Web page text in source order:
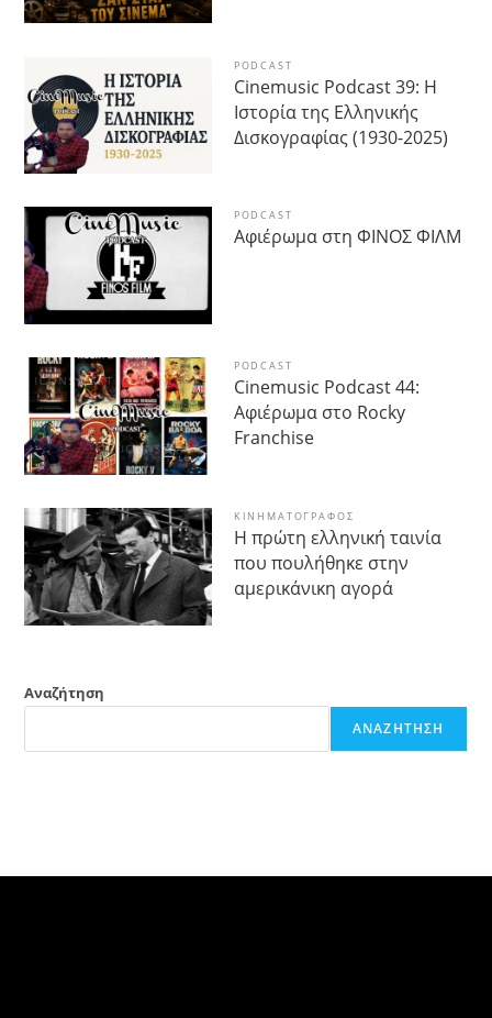
PODCAST
Cinemusic Podcast 39: Η
Ιστορία της Ελληνικής
Δισκογραφίας (1930-2025)
PODCAST
Αφιέρωμα στη ΦΙΝΟΣ ΦΙΛΜ
PODCAST
Cinemusic Podcast 44:
Αφιέρωμα στο Rocky
Franchise
ΚΙΝΗΜΑΤΟΓΡΆΦΟΣ
Η πρώτη ελληνική ταινία
που πουλήθηκε στην
αμερικάνικη αγορά
Αναζήτηση
ΑΝΑΖΉΤΗΣΗ